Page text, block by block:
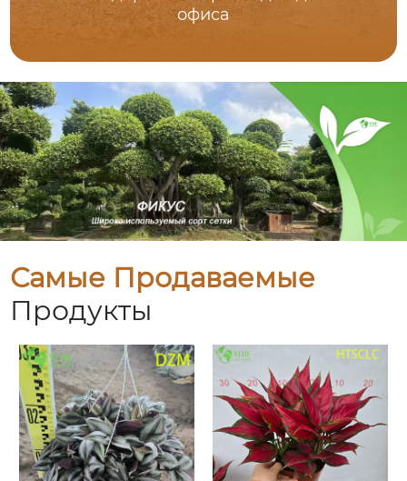
офиса
Самые Продаваемые
Продукты